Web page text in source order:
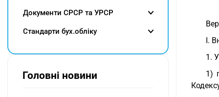
I.
1. У
1)
Документи СРСР та УРСР
Cтандарти бух.обліку
Головні новини